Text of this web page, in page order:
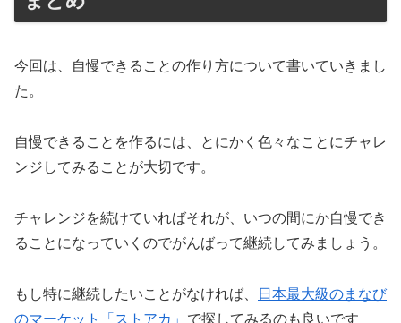
今回は、自慢できることの作り方について書いていきまし
た。
自慢できることを作るには、とにかく色々なことにチャレ
ンジしてみることが大切です。
チャレンジを続けていればそれが、いつの間にか自慢でき
ることになっていくのでがんばって継続してみましょう。
もし特に継続したいことがなければ、
日本最大級のまなび
のマーケット「ストアカ」
で探してみるのも良いです